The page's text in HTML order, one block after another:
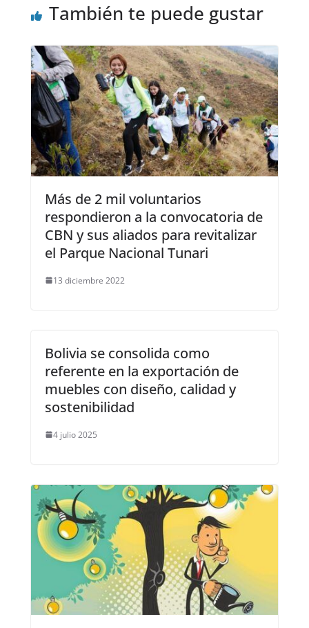
También te puede gustar
Más de 2 mil voluntarios
respondieron a la convocatoria de
CBN y sus aliados para revitalizar
el Parque Nacional Tunari
13 diciembre 2022
Bolivia se consolida como
referente en la exportación de
muebles con diseño, calidad y
sostenibilidad
4 julio 2025